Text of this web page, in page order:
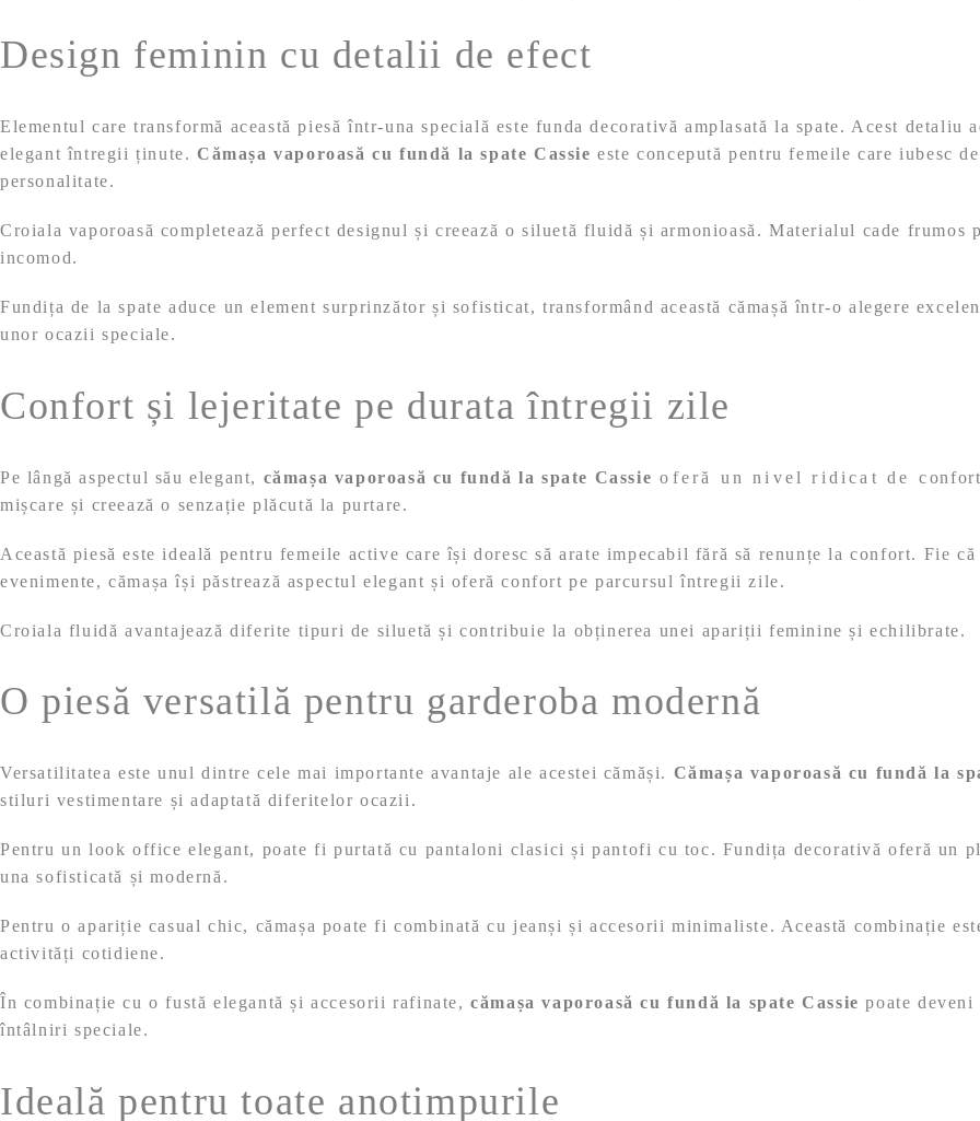
Design feminin cu detalii de efect
Elementul care transformă această piesă într-una specială este funda decorativă amplasată la spate. Acest
elegant întregii ținute.Cămașa vaporoasă cu fundă la spate Cassie este concepută pentru femeile care iubesc
personalitate.
Croiala vaporoasă completează perfect designul și creează o siluetă fluidă și armonioasă. Materialul cade
incomod.
Fundița de la spate aduce un element surprinzător și sofisticat, transformând această cămașă într-o alegere
unor ocazii speciale.
Confort și lejeritate pe durata întregii zile
Pe lângă aspectul său elegant, cămașa vaporoasă cu fundă la spate Cassie oferă un nivel ridicat de confort.
mișcare și creează o senzație plăcută la purtare.
Această piesă este ideală pentru femeile active care își doresc să arate impecabil fără să renunțe la confort. Fie
evenimente, cămașa își păstrează aspectul elegant și oferă confort pe parcursul întregii zile.
Croiala fluidă avantajează diferite tipuri de siluetă și contribuie la obținerea unei apariții feminine și echilibrate.
O piesă versatilă pentru garderoba modernă
Versatilitatea este unul dintre cele mai importante avantaje ale acestei cămăși. Cămașa vaporoasă cu fundă la
stiluri vestimentare și adaptată diferitelor ocazii.
Pentru un look office elegant, poate fi purtată cu pantaloni clasici și pantofi cu toc. Fundița decorativă oferă un
una sofisticată și modernă.
Pentru o apariție casual chic, cămașa poate fi combinată cu jeanși și accesorii minimaliste. Această combinație
activități cotidiene.
În combinație cu o fustă elegantă și accesorii rafinate,cămașa vaporoasă cu fundă la spate Cassie poate deveni
întâlniri speciale.
Ideală pentru toate anotimpurile